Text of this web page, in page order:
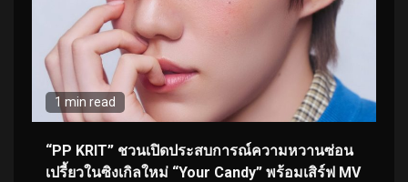
1 min read
“PP KRIT” ชวนเปิดประสบการณ์ความหวานซ่อน
เปรี้ยวในซิงเกิลใหม่ “Your Candy” พร้อมเสิร์ฟ MV